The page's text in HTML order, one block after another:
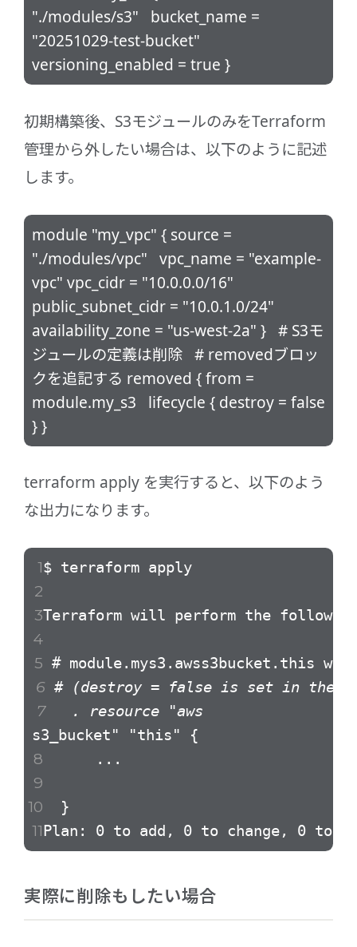
"./modules/s3" bucket_name =
"20251029-test-bucket"
versioning_enabled = true }
初期構築後、S3モジュールのみをTerraform
管理から外したい場合は、以下のように記述
します。
module "my_vpc" { source =
"./modules/vpc" vpc_name = "example-
vpc" vpc_cidr = "10.0.0.0/16"
public_subnet_cidr = "10.0.1.0/24"
availability_zone = "us-west-2a" } # S3モ
ジュールの定義は削除 # removedブロッ
クを追記する removed { from =
module.my_s3 lifecycle { destroy = false
} }
terraform apply を実行すると、以下のよう
な出力になります。
$ terraform apply
Terraform will perform the
# module.mys3.awss3bucket.this
# (destroy = false is set in the
. resource "aws
s3_bucket" "this" {
...
}
Plan: 0 to add, 0 to change, 0 to
実際に削除もしたい場合